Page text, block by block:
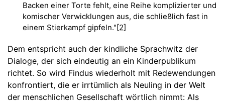
Backen einer Torte fehlt, eine Reihe komplizierter und
komischer Verwicklungen aus, die schließlich fast in
einem Stierkampf gipfeln."[2]
Dem entspricht auch der kindliche Sprachwitz der
Dialoge, der sich eindeutig an ein Kinderpublikum
richtet. So wird Findus wiederholt mit Redewendungen
konfrontiert, die er irrtümlich als Neuling in der Welt
der menschlichen Gesellschaft wörtlich nimmt: Als